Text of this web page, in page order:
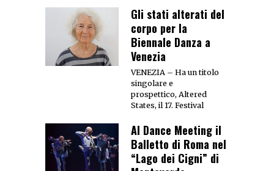
Gli stati alterati del
corpo per la
Biennale Danza a
Venezia
VENEZIA – Ha un titolo
singolare e
prospettico, Altered
States, il 17. Festival
Al Dance Meeting il
Balletto di Roma nel
“Lago dei Cigni” di